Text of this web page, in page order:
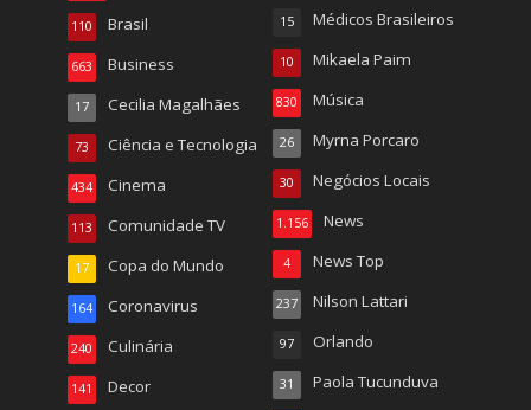
Brasil
110
Business
663
Cecilia Magalhães
17
Ciência e Tecnologia
73
Cinema
434
Comunidade TV
113
Copa do Mundo
17
Coronavirus
164
Culinária
240
Decor
141
Médicos Brasileiros
15
Mikaela Paim
10
Música
830
Myrna Porcaro
26
Negócios Locais
30
News
1.156
News Top
4
Nilson Lattari
237
Orlando
97
Paola Tucunduva
31